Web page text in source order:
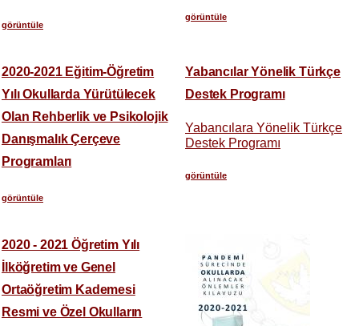
görüntüle
görüntüle
2020-2021 Eğitim-Öğretim
Yılı Okullarda Yürütülecek
Olan Rehberlik ve Psikolojik
Danışmalık Çerçeve
Programları
görüntüle
Yabancılar Yönelik Türkçe
Destek Programı
Yabancılara Yönelik Türkçe
Destek Programı
görüntüle
2020 - 2021 Öğretim Yılı
İlköğretim ve Genel
Ortaöğretim Kademesi
Resmi ve Özel Okulların